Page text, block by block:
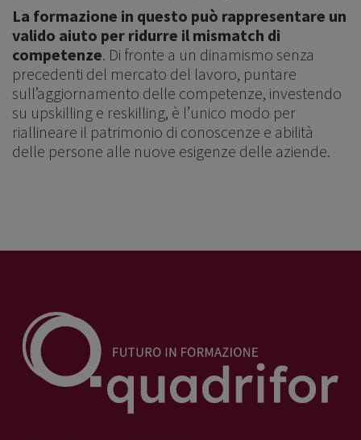
La formazione in questo può rappresentare un
valido aiuto per ridurre il mismatch di
competenze. Di fronte a un dinamismo senza
precedenti del mercato del lavoro, puntare
sull’aggiornamento delle competenze, investendo
su upskilling e reskilling, è l’unico modo per
riallineare il patrimonio di conoscenze e abilità
delle persone alle nuove esigenze delle aziende.